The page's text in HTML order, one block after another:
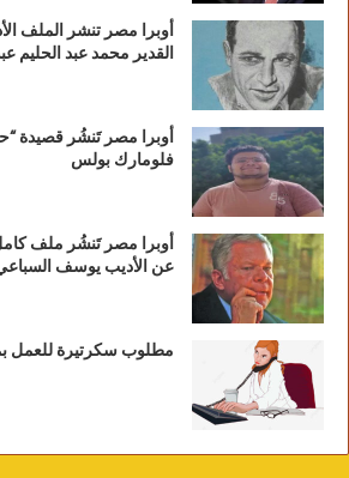
أوبرا مصر تنشر الملف
القدير محمد عبد الحليم
أوبرا مصر تَنشُر قصيدة
فلومارك بولس
أوبرا مصر تَنشُر ملف
عن الأديب يوسف
مطلوب سكرتيرة للعمل